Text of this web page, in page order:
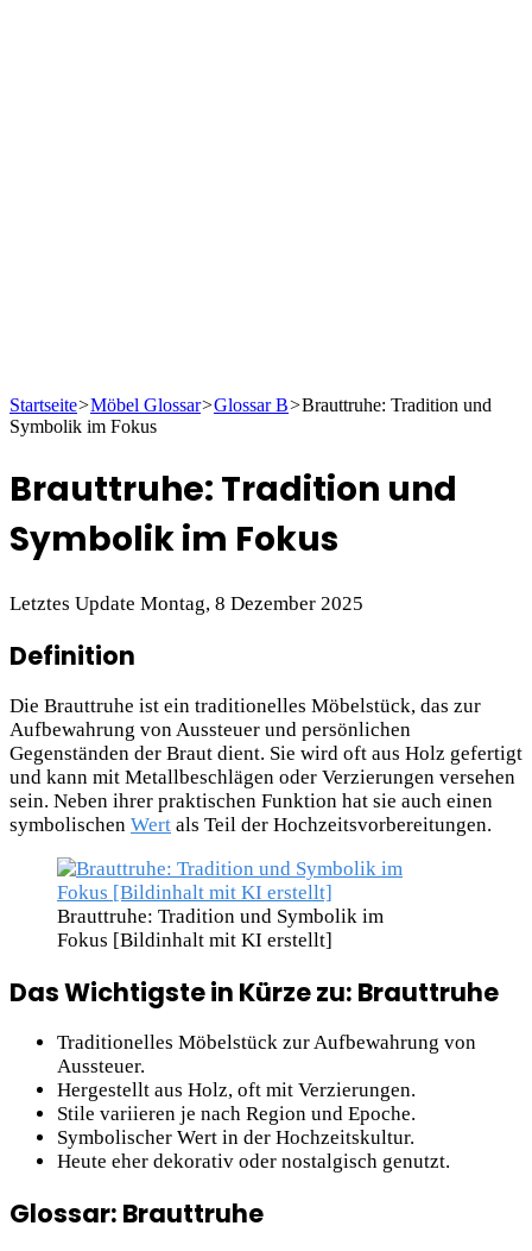
Startseite>Möbel Glossar>Glossar B>Brauttruhe: Tradition und
Symbolik im Fokus
Brauttruhe: Tradition und
Symbolik im Fokus
Letztes Update Montag, 8 Dezember 2025
Definition
Die Brauttruhe ist ein traditionelles Möbelstück, das zur
Aufbewahrung von Aussteuer und persönlichen
Gegenständen der Braut dient. Sie wird oft aus Holz gefertigt
und kann mit Metallbeschlägen oder Verzierungen versehen
sein. Neben ihrer praktischen Funktion hat sie auch einen
symbolischen Wert als Teil der Hochzeitsvorbereitungen.
Brauttruhe: Tradition und Symbolik im
Fokus [Bildinhalt mit KI erstellt]
Das Wichtigste in Kürze zu: Brauttruhe
Traditionelles Möbelstück zur Aufbewahrung von
Aussteuer.
Hergestellt aus Holz, oft mit Verzierungen.
Stile variieren je nach Region und Epoche.
Symbolischer Wert in der Hochzeitskultur.
Heute eher dekorativ oder nostalgisch genutzt.
Glossar: Brauttruhe